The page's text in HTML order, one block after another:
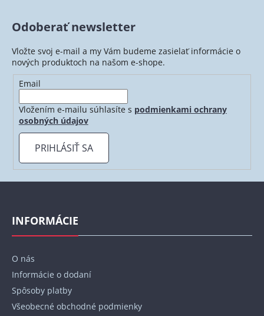
Odoberať newsletter
Vložte svoj e-mail a my Vám budeme zasielať informácie o
nových produktoch na našom e-shope.
Email
Vložením e-mailu súhlasíte s podmienkami ochrany
osobných údajov
PRIHLÁSIŤ SA
INFORMÁCIE
O nás
Informácie o dodaní
Spôsoby platby
Všeobecné obchodné podmienky